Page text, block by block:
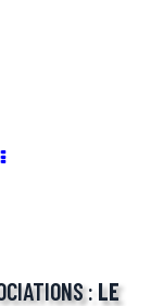
: LE